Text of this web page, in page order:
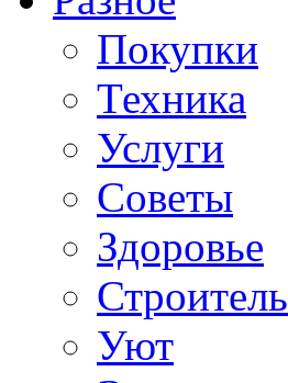
Покупки
Техника
Услуги
Советы
Здоровье
Уют